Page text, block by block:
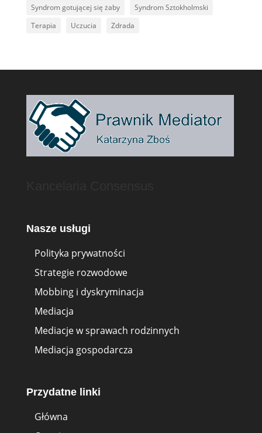
Syndrom gotującej się żaby
Syndrom Sztokholmski
Terapia
Uczucia Zdrada
Nasze usługi
Polityka prywatności
Strategie rozwodowe
Mobbing i dyskryminacja
Mediacja
Mediacje w sprawach rodzinnych
Mediacja gospodarcza
Przydatne linki
Główna